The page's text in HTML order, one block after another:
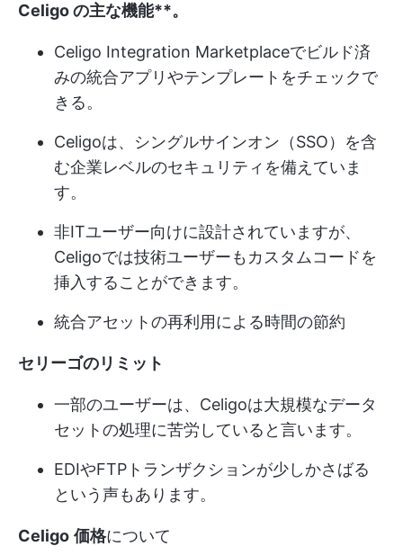
Celigo の主な機能**。
Celigo Integration Marketplaceでビルド済
みの統合アプリやテンプレートをチェックで
きる。
Celigoは、シングルサインオン（SSO）を含
む企業レベルのセキュリティを備えていま
す。
非ITユーザー向けに設計されていますが、
Celigoでは技術ユーザーもカスタムコードを
挿入することができます。
統合アセットの再利用による時間の節約
セリーゴのリミット
一部のユーザーは、Celigoは大規模なデータ
セットの処理に苦労していると言います。
EDIやFTPトランザクションが少しかさばる
という声もあります。
Celigo 価格について